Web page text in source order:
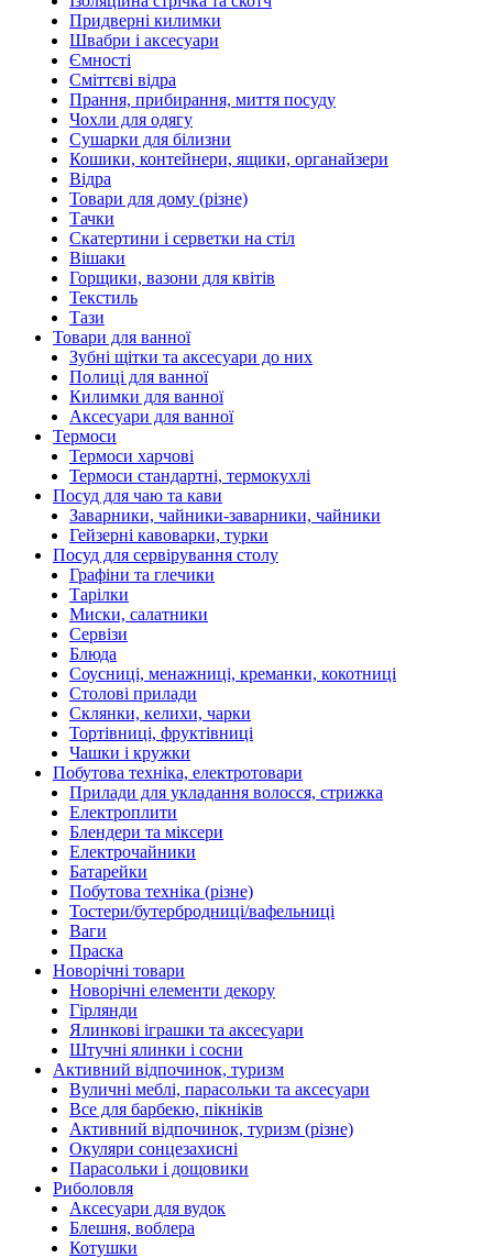
Придверні килимки
Швабри і аксесуари
Ємності
Сміттєві відра
Прання, прибирання, миття посуду
Чохли для одягу
Сушарки для білизни
Кошики, контейнери, ящики, органайзери
Відра
Товари для дому (різне)
Тачки
Скатертини і серветки на стіл
Вішаки
Горщики, вазони для квітів
Текстиль
Тази
Товари для ванної
Зубні щітки та аксесуари до них
Полиці для ванної
Килимки для ванної
Аксесуари для ванної
Термоси
Термоси харчові
Термоси стандартні, термокухлі
Посуд для чаю та кави
Заварники, чайники-заварники, чайники
Гейзерні кавоварки, турки
Посуд для сервірування столу
Графіни та глечики
Тарілки
Миски, салатники
Сервізи
Блюда
Соусниці, менажниці, креманки, кокотниці
Столові прилади
Склянки, келихи, чарки
Тортівниці, фруктівниці
Чашки і кружки
Побутова техніка, електротовари
Прилади для укладання волосся, стрижка
Електроплити
Блендери та міксери
Електрочайники
Батарейки
Побутова техніка (різне)
Тостери/бутербродниці/вафельниці
Ваги
Праска
Новорічні товари
Новорічні елементи декору
Гірлянди
Ялинкові іграшки та аксесуари
Штучні ялинки і сосни
Активний відпочинок, туризм
Вуличні меблі, парасольки та аксесуари
Все для барбекю, пікніків
Активний відпочинок, туризм (різне)
Окуляри сонцезахисні
Парасольки і дощовики
Риболовля
Аксесуари для вудок
Блешня, воблера
Котушки